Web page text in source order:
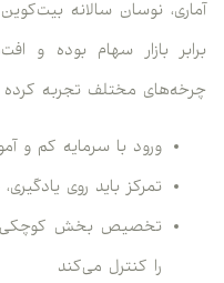
چرخه‌های مختلف تجربه کرده
ورود با سرمایه کم و
تمرکز باید روی
را کنترل می‌کند